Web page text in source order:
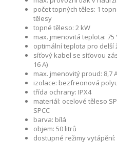
počet topných těles: 1
tělesy
topné těleso: 2 kW
max. jmenovitá teplota: 75
optimální teplota pro delší
síťový kabel se síťovou
16 A)
max. jmenovitý proud: 8,7
izolace: bezfreonová
třída ochrany: IPX4
materiál: ocelové těleso
SPCC
barva: bílá
objem: 50 litrů
dostupné režimy vytápění: